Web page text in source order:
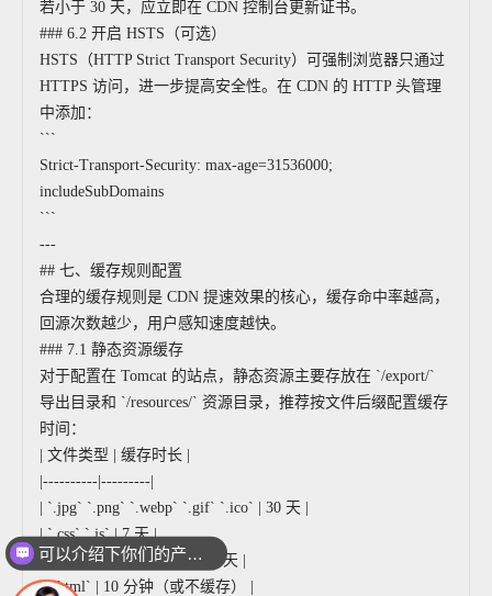
若小于 30 天，应立即在 CDN 控制台更新证书。
### 6.2 开启 HSTS（可选）
HSTS（HTTP Strict Transport Security）可强制浏览器只通过
HTTPS 访问，进一步提高安全性。在 CDN 的 HTTP 头管理
中添加：
```
Strict-Transport-Security: max-age=31536000;
includeSubDomains
```
---
## 七、缓存规则配置
合理的缓存规则是 CDN 提速效果的核心，缓存命中率越高，
回源次数越少，用户感知速度越快。
### 7.1 静态资源缓存
对于配置在 Tomcat 的站点，静态资源主要存放在 `/export/`
导出目录和 `/resources/` 资源目录，推荐按文件后缀配置缓存
时间：
| 文件类型 | 缓存时长 |
|----------|---------|
| `.jpg` `.png` `.webp` `.gif` `.ico` | 30 天 |
| `.css` `.js` | 7 天 |
| `.woff` `.woff2` `.ttf` | 365 天 |
| `.html` | 10 分钟（或不缓存） |
可以介绍下你们的产品么
你们是怎么收费的呢